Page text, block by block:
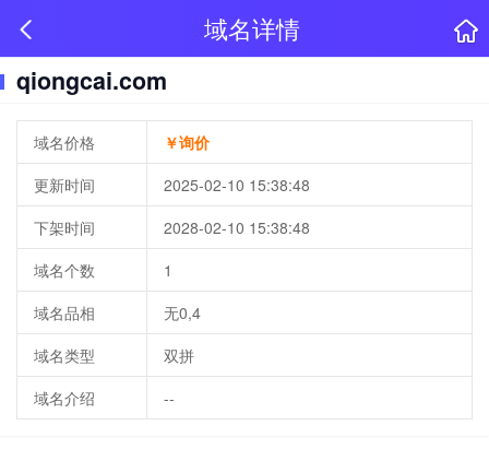
域名详情
qiongcai.com
域名价格
￥询价
更新时间
2025-02-10 15:38:48
下架时间
2028-02-10 15:38:48
域名个数
1
域名品相
无0,4
域名类型
双拼
域名介绍
--